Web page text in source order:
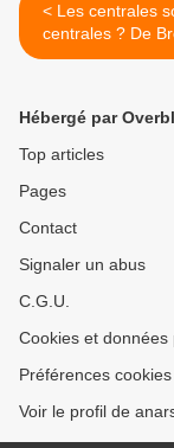
< Les centrales sont-elles
centrales ? De
Landivisiau, du
Hébergé par
Top articles
Pages
Contact
Signaler un abus
C.G.U.
Cookies et données
Préférences cookies
Voir le profil de